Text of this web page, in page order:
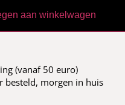
aan winkelwagen
(vanaf 50 euro)
besteld, morgen in huis